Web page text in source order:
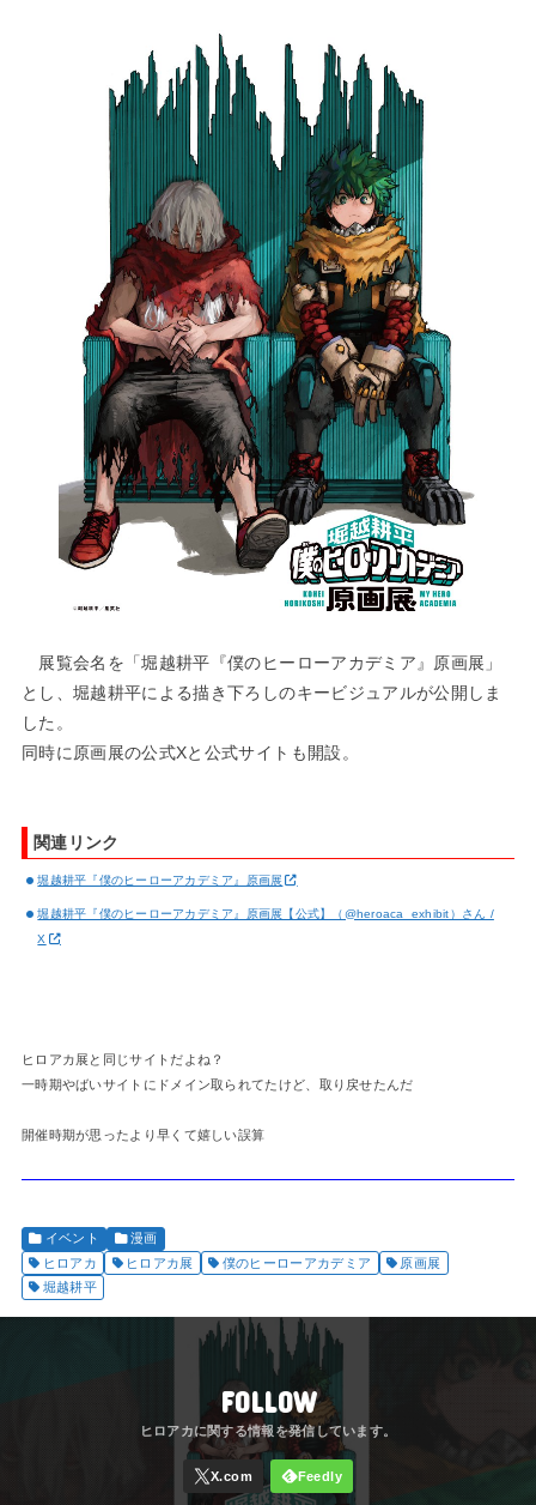
展覧会名を「堀越耕平『僕のヒーローアカデミア』原画展」
とし、堀越耕平による描き下ろしのキービジュアルが公開しま
した。
同時に原画展の公式Xと公式サイトも開設。
関連リンク
堀越耕平『僕のヒーローアカデミア』原画展
堀越耕平『僕のヒーローアカデミア』原画展【公式】（@heroaca_exhibit）さん /
X
ヒロアカ展と同じサイトだよね？
一時期やばいサイトにドメイン取られてたけど、取り戻せたんだ
開催時期が思ったより早くて嬉しい誤算
イベント
漫画
ヒロアカ
ヒロアカ展 僕のヒーローアカデミア
原画展
堀越耕平
FOLLOW